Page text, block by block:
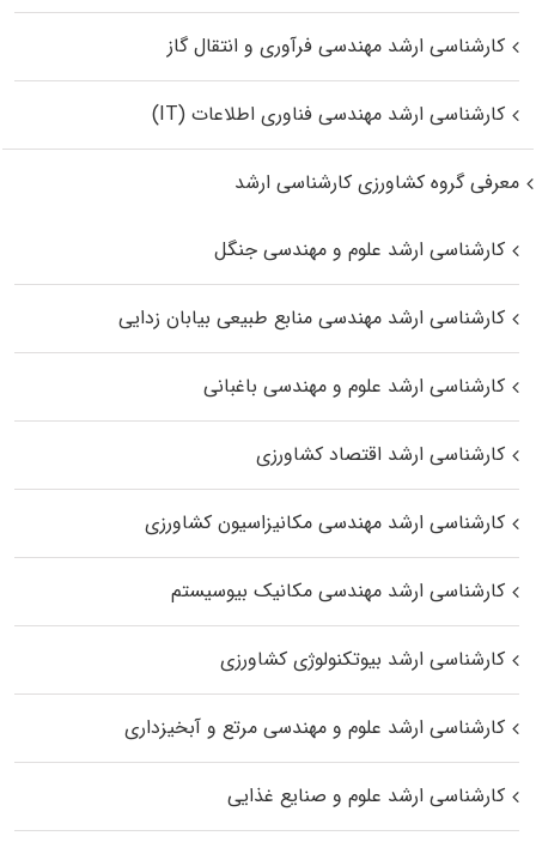
کارشناسی ارشد مهندسی فرآوری و انتقال گاز
کارشناسی ارشد مهندسی فناوری اطلاعات (IT)
معرفی گروه کشاورزی کارشناسی ارشد
کارشناسی ارشد علوم و مهندسی جنگل
کارشناسی ارشد مهندسی منابع طبیعی بیابان زدایی
کارشناسی ارشد علوم و مهندسی باغبانی
کارشناسی ارشد اقتصاد کشاورزی
کارشناسی ارشد مهندسی مکانیزاسیون کشاورزی
کارشناسی ارشد مهندسی مکانیک بیوسیستم
کارشناسی ارشد بیوتکنولوژی کشاورزی
کارشناسی ارشد علوم و مهندسی مرتع و آبخیزداری
کارشناسی ارشد علوم و صنایع غذایی